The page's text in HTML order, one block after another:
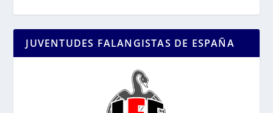
JUVENTUDES FALANGISTAS DE ESPAÑA